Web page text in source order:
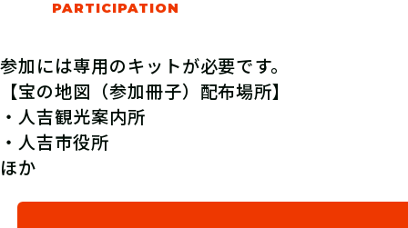
参加には専用のキットが必要です。
【宝の地図（参加冊子）配布場所】
・人吉観光案内所
・人吉市役所
ほか